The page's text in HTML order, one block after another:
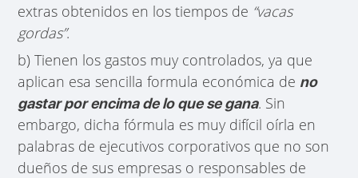
extras obtenidos en los tiempos de “vacas
gordas”.
b) Tienen los gastos muy controlados, ya que
aplican esa sencilla formula económica de no
gastar por encima de lo que se gana. Sin
embargo, dicha fórmula es muy difícil oírla en
palabras de ejecutivos corporativos que no son
dueños de sus empresas o responsables de